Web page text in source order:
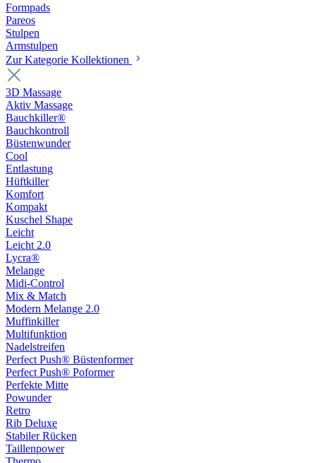
Formpads
Pareos
Stulpen
Armstulpen
Zur Kategorie Kollektionen
3D Massage
Aktiv Massage
Bauchkiller®
Bauchkontroll
Büstenwunder
Cool
Entlastung
Hüftkiller
Komfort
Kompakt
Kuschel Shape
Leicht
Leicht 2.0
Lycra®
Melange
Midi-Control
Mix & Match
Modern Melange 2.0
Muffinkiller
Multifunktion
Nadelstreifen
Perfect Push® Büstenformer
Perfect Push® Poformer
Perfekte Mitte
Powunder
Retro
Rib Deluxe
Stabiler Rücken
Taillenpower